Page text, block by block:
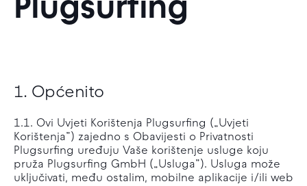
Plugsurfing
Our charging App
Blog
About us
Open jobs
Media resources
Drivers support
1. Općenito
1.1. Ovi Uvjeti Korištenja Plugsurfing („Uvjeti
Korištenja”) zajedno s Obavijesti o Privatnosti
Plugsurfing uređuju Vaše korištenje usluge koju
pruža Plugsurfing GmbH („Usluga”). Usluga može
uključivati, među ostalim, mobilne aplikacije i/ili web